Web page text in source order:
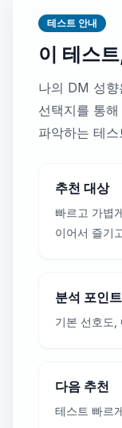
테스트 안내
이 테스
나의 DM 성
선택지를 통
파악하는 테스
추천 대상
빠르고 가볍
이어서 즐기
분석 포인트
기본 선호도,
다음 추천
테스트 빠르